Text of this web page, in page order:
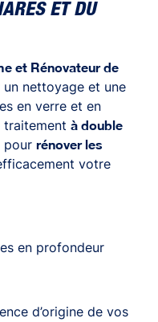
ET DU
et Rénovateur de
nettoyage et une
en verre et en
traitement à double
pour rénover les
votre
en profondeur
d’origine de vos